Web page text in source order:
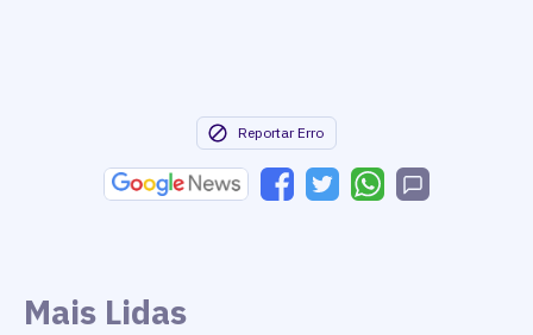
Reportar Erro
Mais Lidas